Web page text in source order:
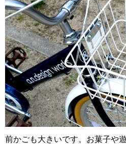
前かごも大きいです。お菓子や